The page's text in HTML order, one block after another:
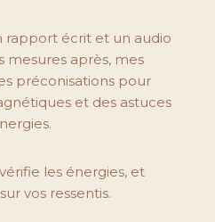
rapport écrit et un audio
mesures après, mes
préconisations pour
et des astuces
les énergies, et
vos ressentis.